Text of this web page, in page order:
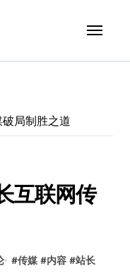
局制胜之道
互联网传
#传媒 #内容 #站长